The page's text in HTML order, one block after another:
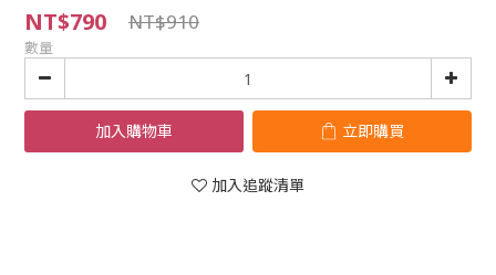
NT$790 NT$910
數量
加入購物車 立即購買
加入追蹤清單